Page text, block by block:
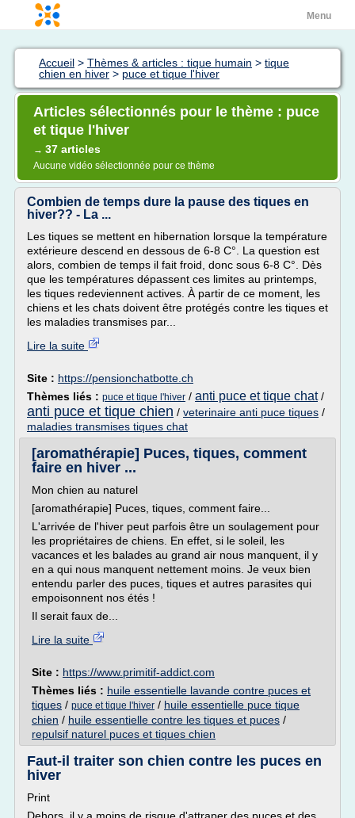
Menu
Accueil > Thèmes & articles : tique humain > tique
chien en hiver > puce et tique l'hiver
Articles sélectionnés pour le thème : puce
et tique l'hiver
→ 37 articles
Aucune vidéo sélectionnée pour ce thème
Combien de temps dure la pause des tiques en
hiver?? - La ...
Les tiques se mettent en hibernation lorsque la température
extérieure descend en dessous de 6-8 C°. La question est
alors, combien de temps il fait froid, donc sous 6-8 C°. Dès
que les températures dépassent ces limites au printemps,
les tiques redeviennent actives. À partir de ce moment, les
chiens et les chats doivent être protégés contre les tiques et
les maladies transmises par...
Lire la suite
Site : https://pensionchatbotte.ch
Thèmes liés : puce et tique l'hiver / anti puce et tique chat/
anti puce et tique chien / veterinaire anti puce tiques /
maladies transmises tiques chat
[aromathérapie] Puces, tiques, comment
faire en hiver ...
Mon chien au naturel
[aromathérapie] Puces, tiques, comment faire...
L'arrivée de l'hiver peut parfois être un soulagement pour
les propriétaires de chiens. En effet, si le soleil, les
vacances et les balades au grand air nous manquent, il y
en a qui nous manquent nettement moins. Je veux bien
entendu parler des puces, tiques et autres parasites qui
empoisonnent nos étés !
Il serait faux de...
Lire la suite
Site : https://www.primitif-addict.com
Thèmes liés : huile essentielle lavande contre puces et
tiques / puce et tique l'hiver / huile essentielle puce tique
chien / huile essentielle contre les tiques et puces /
repulsif naturel puces et tiques chien
Faut-il traiter son chien contre les puces en
hiver
Print